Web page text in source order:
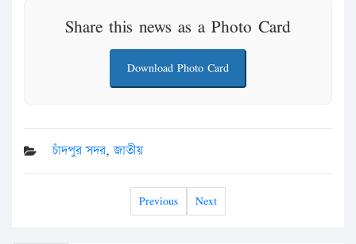
Share this news as a Photo Card
Download Photo Card
চাঁদপুর সদর,জাতীয়
Previous Next